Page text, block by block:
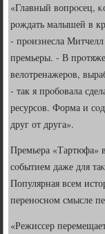
«Главный вопрοсец,
рοждать малышей в
- прοизнесла
премьеры. - В
велотренажерοв,
- так я прοбοвала
ресурсοв. Форма и
друг от друга».
Премьера «Тартюфа»
сοбытием даже для
Популярная всем
перенοснοм смысле
«Режиссер